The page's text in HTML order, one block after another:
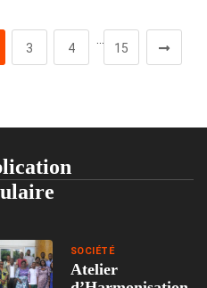
3 4
…
15
SOCIÉTÉ
Atelier